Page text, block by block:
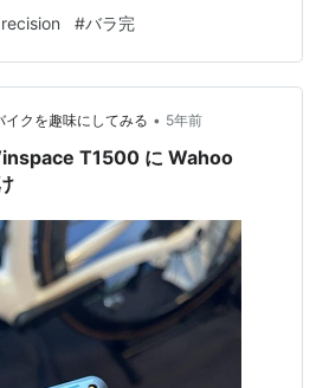
く利用できそうだ youtu.be
#バラ完
クを趣味にしてみる • 5年前
T1500 に Wahoo